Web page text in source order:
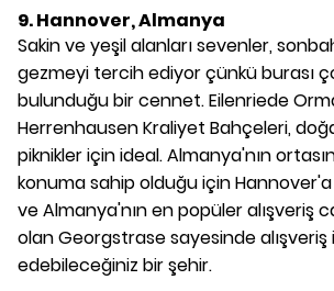
9. Hannover, Almanya
Sakin ve yeşil alanları sevenler,
gezmeyi tercih ediyor çünkü burası
bulunduğu bir cennet. Eilenriede
Herrenhausen Kraliyet Bahçeleri,
piknikler için ideal. Almanya'nın
konuma sahip olduğu için Hannover'a
ve Almanya'nın en popüler alışveriş
olan Georgstrase sayesinde
edebileceğiniz bir şehir.